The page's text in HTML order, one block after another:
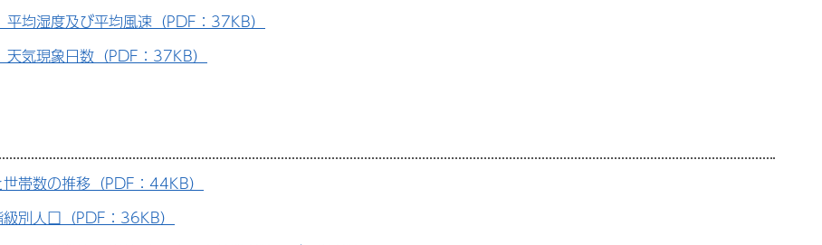
平均湿度及び平均風速（PDF：37KB）
天気現象日数（PDF：37KB）
帯数の推移（PDF：44KB）
別人口（PDF：36KB）